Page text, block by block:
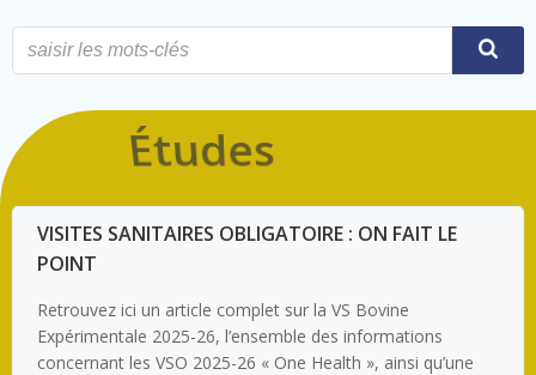
Études
VISITES SANITAIRES OBLIGATOIRE : ON FAIT LE
POINT
Retrouvez ici un article complet sur la VS Bovine
Expérimentale 2025-26, l’ensemble des informations
concernant les VSO 2025-26 « One Health », ainsi qu’une